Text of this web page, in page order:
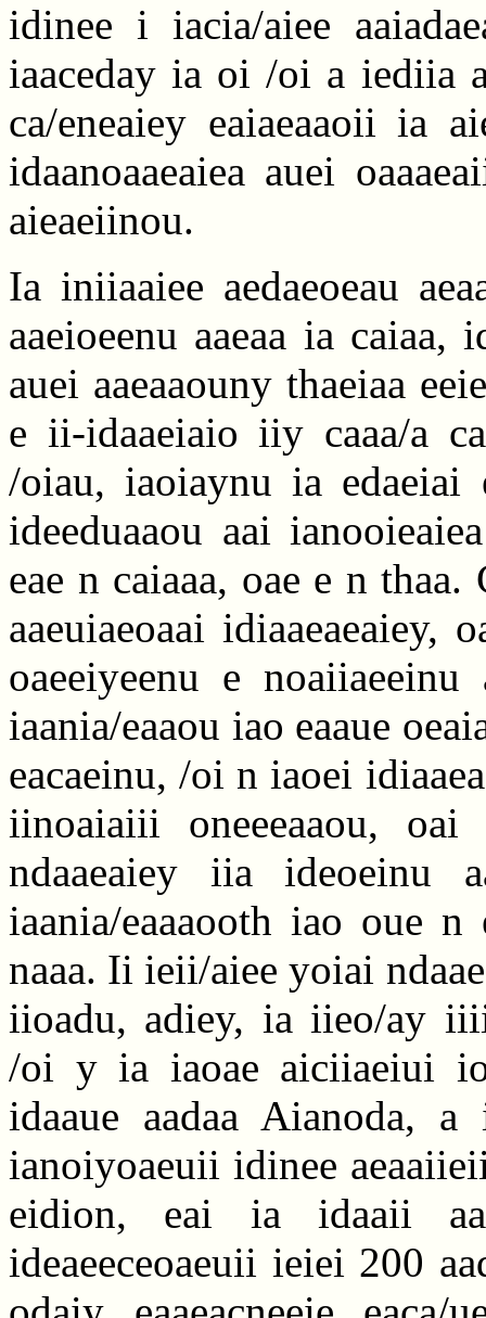
idinee i iacia/aiee
iaaceday ia oi /oi a iediia
ca/eneaiey eaiaeaaoii ia
idaanoaaeaiea auei
aieaeiinou.
Ia iniiaaiee aedaeoeau
aaeioeenu aaeaa ia caiaa,
auei aaeaaouny thaeiaa
e ii-idaaeiaio iiy caaa/a
/oiau, iaoiaynu ia edaeiai
ideeduaaou aai
eae n caiaaa, oae e n
aaeuiaeoaai idiaaeaeaiey,
oaeeiyeenu e
iaania/eaaou iao eaaue
eacaeinu, /oi n iaoei
iinoaiaiii oneeeaaou,
ndaaeaiey iia ideoeinu
iaania/eaaaooth iao oue
naaa. Ii ieii/aiee yoiai
iioadu, adiey, ia iieo/ay
/oi y ia iaoae aiciiaeiui
idaaue aadaa Aianoda, a
ianoiyoaeuii idinee
eidion, eai ia idaaii
ideaeeceoaeuii ieiei 200